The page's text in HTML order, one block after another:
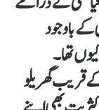
کے باوجود
تھا۔
ذہن میں رکھتے ہوئے میں نے 20کے قریب گھریلو